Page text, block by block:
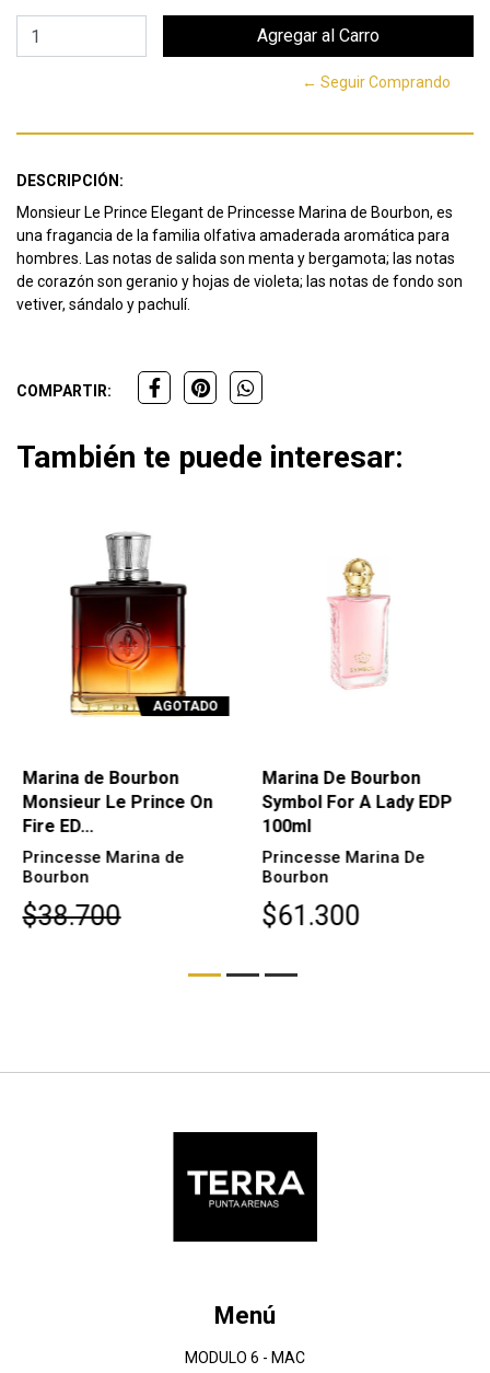
← Seguir Comprando
DESCRIPCIÓN:
Monsieur Le Prince Elegant de Princesse Marina de Bourbon, es
una fragancia de la familia olfativa amaderada aromática para
hombres. Las notas de salida son menta y bergamota; las notas
de corazón son geranio y hojas de violeta; las notas de fondo son
vetiver, sándalo y pachulí.
COMPARTIR:
También te puede interesar:
AGOTADO
Marina de Bourbon
Monsieur Le Prince On
Fire ED...
Princesse Marina de
Bourbon
$38.700
Marina De Bourbon
Symbol For A Lady EDP
100ml
Princesse Marina De
Bourbon
$61.300
Menú
MODULO 6 - MAC